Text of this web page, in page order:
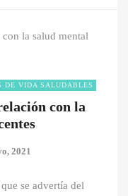
DE VIDA SALUDABLES
con la
2021
se advertía del